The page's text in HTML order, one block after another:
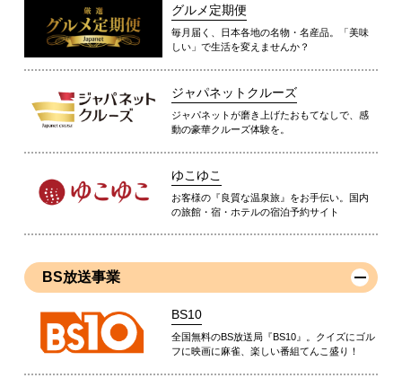
グルメ定期便
毎月届く、日本各地の名物・名産品。「美味
しい」で生活を変えませんか？
ジャパネットクルーズ
ジャパネットが磨き上げたおもてなしで、感
動の豪華クルーズ体験を。
ゆこゆこ
お客様の『良質な温泉旅』をお手伝い。国内
の旅館・宿・ホテルの宿泊予約サイト
BS放送事業
BS10
全国無料のBS放送局『BS10』。クイズにゴル
フに映画に麻雀、楽しい番組てんこ盛り！